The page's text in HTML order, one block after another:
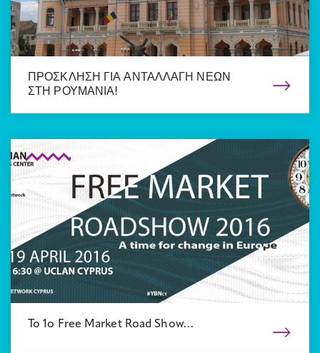
ΠΡΟΣΚΛΗΣΗ ΓΙΑ ΑΝΤΑΛΛΑΓΗ ΝΕΩΝ
ΣΤΗ ΡΟΥΜΑΝΙΑ!
To 1o Free Market Road Show…